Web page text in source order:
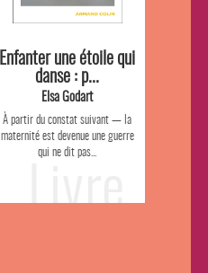
Enfanter une étoile qui
danse : p...
Elsa Godart
À partir du constat suivant — la
maternité est devenue une guerre
qui ne dit pas...
Livre